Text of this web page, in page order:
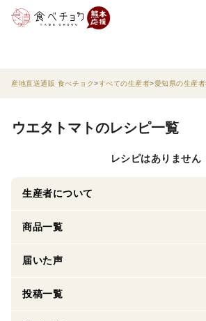
産地直送通販 食べチョク すべての生産者 愛知県の生産者
ウエタトマトのレシピ一覧
レシピはありません
生産者について
商品一覧
届いた声
投稿一覧